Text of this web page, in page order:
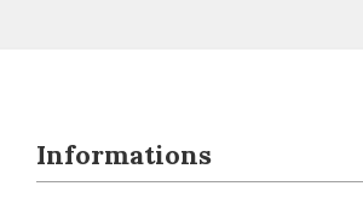
Informations